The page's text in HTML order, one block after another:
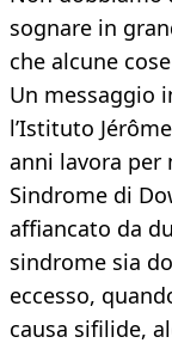
sognare in
che alcune
Un messaggio
l’Istituto
anni lavora per
Sindrome di
affiancato da
sindrome sia
eccesso,
causa sifilide,